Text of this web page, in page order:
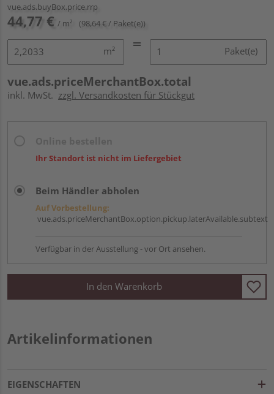
vue.ads.buyBox.price.rrp
44,77 € / m² (98,64 € / Paket(e))
m² Paket(e)
vue.ads.priceMerchantBox.total
inkl. MwSt. zzgl. Versandkosten für Stückgut
Ihr Standort ist nicht im Liefergebiet
Beim Händler abholen
Auf Vorbestellung:
vue.ads.priceMerchantBox.option.pickup.laterAvailable.subtext
Verfügbar in der Ausstellung - vor Ort ansehen.
In den Warenkorb
Artikelinformationen
EIGENSCHAFTEN